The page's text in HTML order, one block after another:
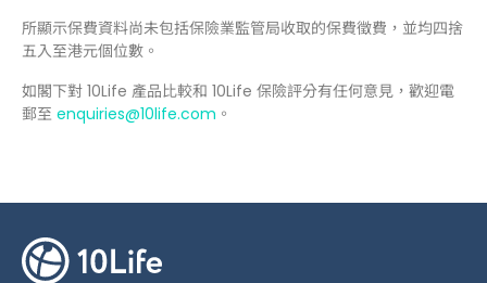
所顯示保費資料尚未包括保險業監管局收取的保費徵費，並均四捨
五入至港元個位數。
如閣下對 10Life 產品比較和 10Life 保險評分有任何意見，歡迎電
郵至 enquiries@10life.com 。